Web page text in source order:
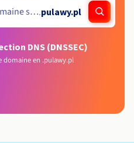
.pulawy.pl
DNS (DNSSEC)
domaine en .pulawy.pl